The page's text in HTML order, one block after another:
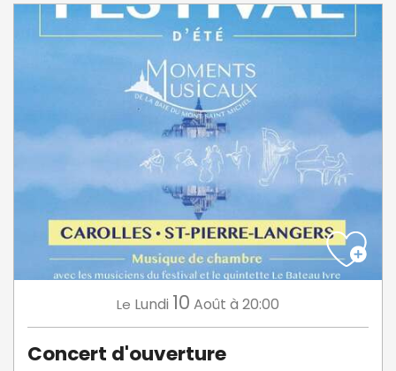
Le Lundi 10 Août à 20:00
Concert d'ouverture